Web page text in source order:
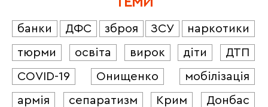
банки ДФС зброя ЗСУ
наркотики
тюрми
освіта вирок діти
ДТП
COVID-19
Онищенко
мобілізація
армія
сепаратизм Крим
Донбас